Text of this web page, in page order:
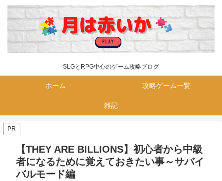
SLGとRPG中心のゲーム攻略ブログ
ホーム 攻略ゲーム一覧
雑記
PR
【THEY ARE BILLIONS】初心者から中級
者になるために覚えておきたい事～サバイ
バルモード編